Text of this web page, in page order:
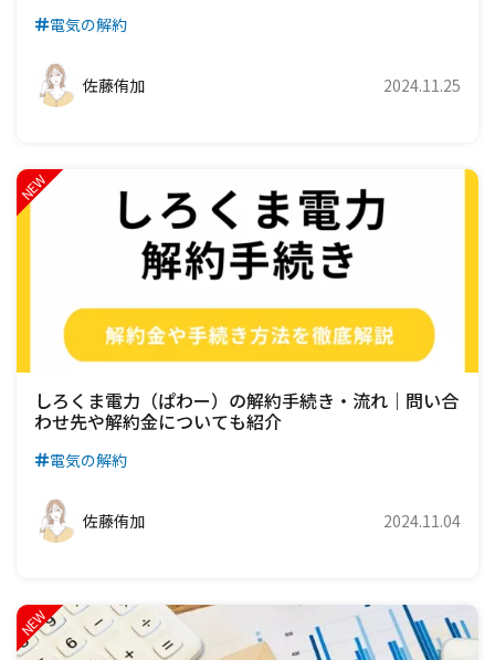
電気の解約
佐藤侑加 2024.11.25
しろくま電力（ぱわー）の解約手続き・流れ｜問い合
わせ先や解約金についても紹介
電気の解約
佐藤侑加 2024.11.04